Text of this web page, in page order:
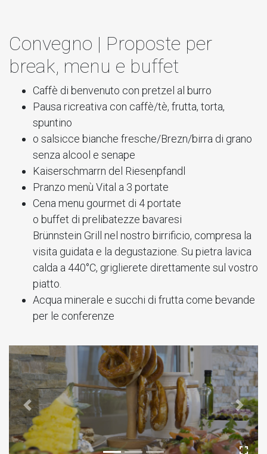
Convegno | Proposte per
break, menu e buffet
Caffè di benvenuto con pretzel al burro
Pausa ricreativa con caffè/tè, frutta, torta,
spuntino
o salsicce bianche fresche/Brezn/birra di grano
senza alcool e senape
Kaiserschmarrn del Riesenpfandl
Pranzo menù Vital a 3 portate
Cena menu gourmet di 4 portate
o buffet di prelibatezze bavaresi
Brünnstein Grill nel nostro birrificio, compresa la
visita guidata e la degustazione. Su pietra lavica
calda a 440°C, griglierete direttamente sul vostro
piatto.
Acqua minerale e succhi di frutta come bevande
per le conferenze
Previous Next